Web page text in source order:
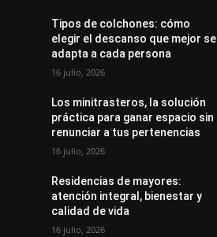
Tipos de colchones: cómo
elegir el descanso que mejor se
adapta a cada persona
16 julio, 2026
Los minitrasteros, la solución
práctica para ganar espacio sin
renunciar a tus pertenencias
16 julio, 2026
Residencias de mayores:
atención integral, bienestar y
calidad de vida
16 julio, 2026